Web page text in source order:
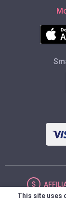
This site uses